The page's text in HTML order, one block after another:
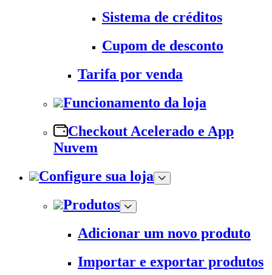
Sistema de créditos
Cupom de desconto
Tarifa por venda
Funcionamento da loja
Checkout Acelerado e App
Nuvem
Configure sua loja
Produtos
Adicionar um novo produto
Importar e exportar produtos